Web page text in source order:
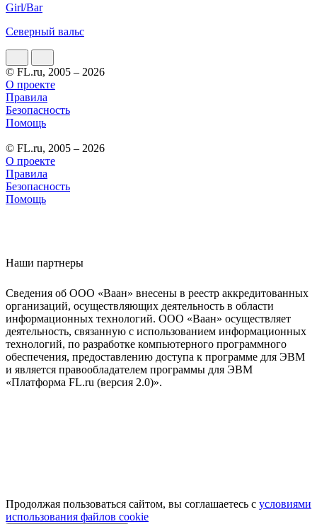
Girl/Bar
Северный вальс
© FL.ru, 2005 – 2026
О проекте
Правила
Безопасность
Помощь
© FL.ru, 2005 – 2026
О проекте
Правила
Безопасность
Помощь
Наши партнеры
Сведения об ООО «Ваан» внесены в реестр аккредитованных
организаций, осуществляющих деятельность в области
информационных технологий. ООО «Ваан» осуществляет
деятельность, связанную с использованием информационных
технологий, по разработке компьютерного программного
обеспечения, предоставлению доступа к программе для ЭВМ
и является правообладателем программы для ЭВМ
«Платформа FL.ru (версия 2.0)».
Продолжая пользоваться сайтом, вы соглашаетесь с условиями
использования файлов cookie